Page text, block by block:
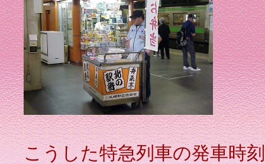
こうした特急列車の発車時